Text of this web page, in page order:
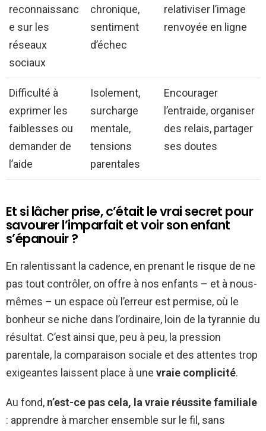
reconnaissanc
e sur les
réseaux
sociaux
chronique,
sentiment
d’échec
relativiser l’image
renvoyée en ligne
Difficulté à
exprimer les
faiblesses ou
demander de
l’aide
Isolement,
surcharge
mentale,
tensions
parentales
Encourager
l’entraide, organiser
des relais, partager
ses doutes
Et si lâcher prise, c’était le vrai secret pour
savourer l’imparfait et voir son enfant
s’épanouir ?
En ralentissant la cadence, en prenant le risque de ne
pas tout contrôler, on offre à nos enfants – et à nous-
mêmes – un espace où l’erreur est permise, où le
bonheur se niche dans l’ordinaire, loin de la tyrannie du
résultat. C’est ainsi que, peu à peu, la pression
parentale, la comparaison sociale et des attentes trop
exigeantes laissent place à une vraie complicité.
Au fond, n’est-ce pas cela, la vraie réussite familiale
: apprendre à marcher ensemble sur le fil, sans